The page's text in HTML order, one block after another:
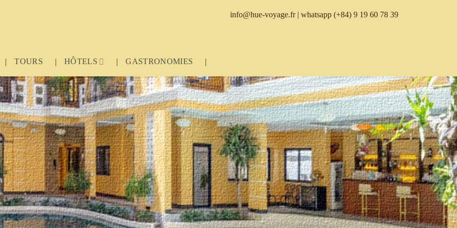
TOURS HÔTELS GASTRONOMIES
info@hue-voyage.fr| whatsapp (+84) 9 19 60 78 39